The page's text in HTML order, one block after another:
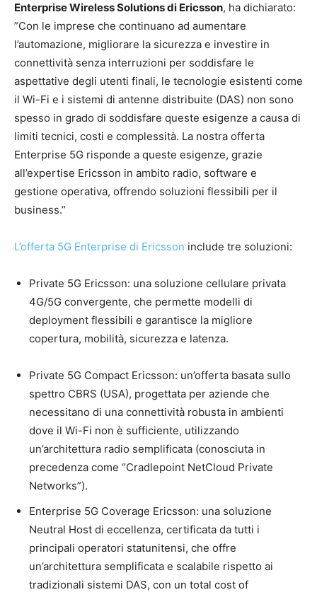
Enterprise Wireless Solutions di Ericsson, ha dichiarato:
”Con le imprese che continuano ad aumentare
l’automazione, migliorare la sicurezza e investire in
connettività senza interruzioni per soddisfare le
aspettative degli utenti finali, le tecnologie esistenti come
il Wi-Fi e i sistemi di antenne distribuite (DAS) non sono
spesso in grado di soddisfare queste esigenze a causa di
limiti tecnici, costi e complessità. La nostra offerta
Enterprise 5G risponde a queste esigenze, grazie
all’expertise Ericsson in ambito radio, software e
gestione operativa, offrendo soluzioni flessibili per il
business.”
L’offerta 5G Enterprise di Ericsson include tre soluzioni:
Private 5G Ericsson: una soluzione cellulare privata
4G/5G convergente, che permette modelli di
deployment flessibili e garantisce la migliore
copertura, mobilità, sicurezza e latenza.
Private 5G Compact Ericsson: un’offerta basata sullo
spettro CBRS (USA), progettata per aziende che
necessitano di una connettività robusta in ambienti
dove il Wi-Fi non è sufficiente, utilizzando
un’architettura radio semplificata (conosciuta in
precedenza come “Cradlepoint NetCloud Private
Networks”).
Enterprise 5G Coverage Ericsson: una soluzione
Neutral Host di eccellenza, certificata da tutti i
principali operatori statunitensi, che offre
un’architettura semplificata e scalabile rispetto ai
tradizionali sistemi DAS, con un total cost of